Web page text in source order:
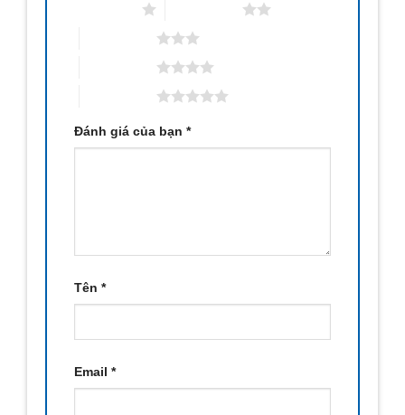
Đánh giá của bạn *
Tên *
Email *